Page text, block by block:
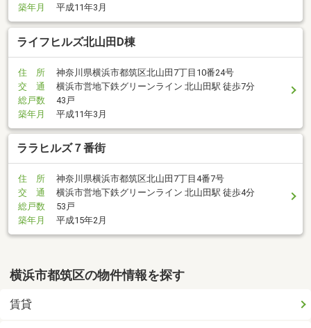
築年月
平成11年3月
ライフヒルズ北山田D棟
住 所
神奈川県横浜市都筑区北山田7丁目10番24号
交 通
横浜市営地下鉄グリーンライン 北山田駅 徒歩7分
総戸数
43戸
築年月
平成11年3月
ララヒルズ７番街
住 所
神奈川県横浜市都筑区北山田7丁目4番7号
交 通
横浜市営地下鉄グリーンライン 北山田駅 徒歩4分
総戸数
53戸
築年月
平成15年2月
横浜市都筑区の物件情報を探す
賃貸